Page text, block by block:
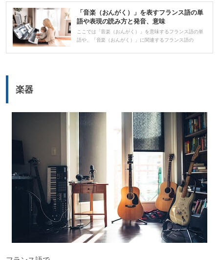
レ
ー
ー
「音楽（おんがく）」を表すフランス語の単
語や表現の読み方と発音、意味
ここでは「音楽（おんがく）」を意味するフランス語の単
語や、「音楽（おんがく）」に関連するフランス語の
楽器